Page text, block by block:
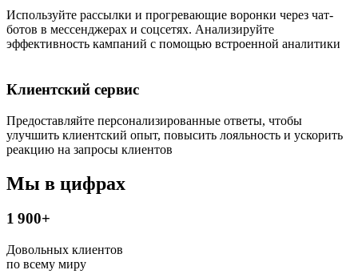
Используйте рассылки и прогревающие воронки через чат-
ботов в мессенджерах и соцсетях. Анализируйте
эффективность кампаний с помощью встроенной аналитики
Клиентский сервис
Предоставляйте персонализированные ответы, чтобы
улучшить клиентский опыт, повысить лояльность и ускорить
реакцию на запросы клиентов
Мы в цифрах
1 900+
Довольных клиентов
по всему миру